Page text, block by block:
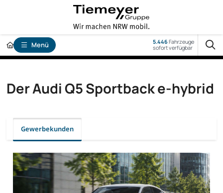
Menü 5.446Fahrzeuge
sofort verfügbar
Der Audi Q5 Sportback e-hybrid
Gewerbekunden